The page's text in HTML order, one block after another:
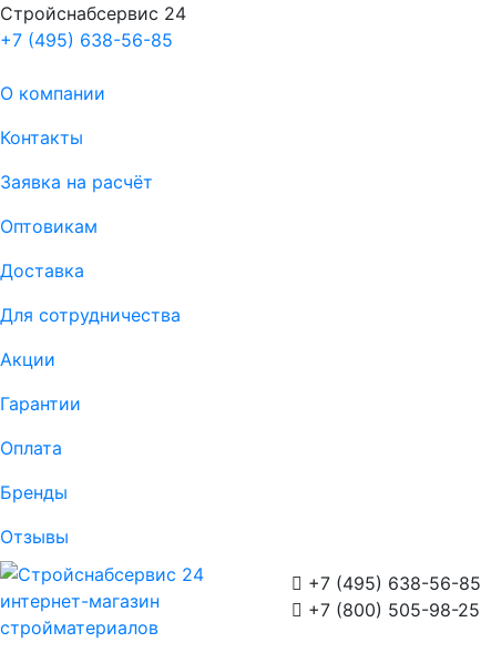
Стройснабсервис 24
+7 (495) 638-56-85
О компании
Контакты
Заявка на расчёт
Оптовикам
Доставка
Для сотрудничества
Акции
Гарантии
Оплата
Бренды
Отзывы
интернет-магазин
стройматериалов
 +7 (495) 638-56-85
 +7 (800) 505-98-25